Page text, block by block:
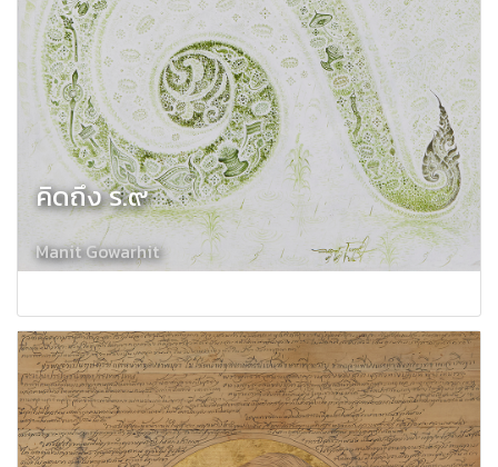
คิดถึง ร.๙
Manit Gowarhit